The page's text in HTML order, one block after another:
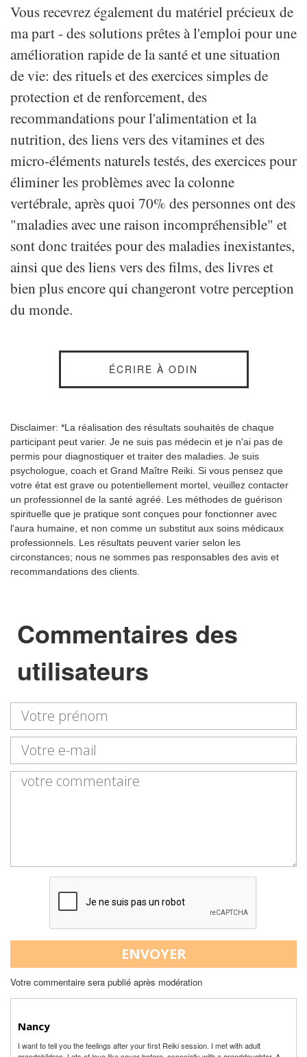
Vous recevrez également du matériel précieux de
ma part - des solutions prêtes à l'emploi pour une
amélioration rapide de la santé et une situation
de vie: des rituels et des exercices simples de
protection et de renforcement, des
recommandations pour l'alimentation et la
nutrition, des liens vers des vitamines et des
micro-éléments naturels testés, des exercices pour
éliminer les problèmes avec la colonne
vertébrale, après quoi 70% des personnes ont des
"maladies avec une raison incompréhensible" et
sont donc traitées pour des maladies inexistantes,
ainsi que des liens vers des films, des livres et
bien plus encore qui changeront votre perception
du monde.
ÉCRIRE À ODIN
Disclaimer: *La réalisation des résultats souhaités de chaque
participant peut varier. Je ne suis pas médecin et je n'ai pas de
permis pour diagnostiquer et traiter des maladies. Je suis
psychologue, coach et Grand Maître Reiki. Si vous pensez que
votre état est grave ou potentiellement mortel, veuillez contacter
un professionnel de la santé agréé. Les méthodes de guérison
spirituelle que je pratique sont conçues pour fonctionner avec
l'aura humaine, et non comme un substitut aux soins médicaux
professionnels. Les résultats peuvent varier selon les
circonstances; nous ne sommes pas responsables des avis et
recommandations des clients.
Commentaires des
utilisateurs
ENVOYER
Votre commentaire sera publié après modération
I want to tell you the feelings after your first Reiki session. I met with adult
Nancy